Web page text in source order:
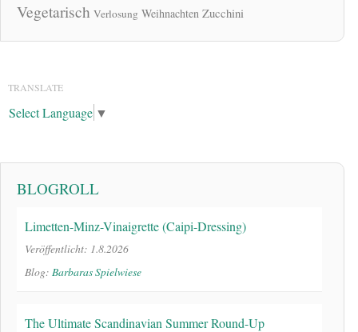
Vegetarisch Verlosung Weihnachten Zucchini
TRANSLATE
Select Language ▼
BLOGROLL
Limetten-Minz-Vinaigrette (Caipi-Dressing)
Veröffentlicht: 1.8.2026
Blog: Barbaras Spielwiese
The Ultimate Scandinavian Summer Round-Up